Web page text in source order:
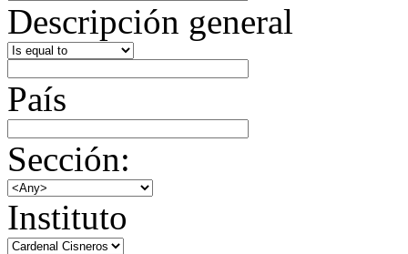
Descripción general
País
Sección:
Instituto